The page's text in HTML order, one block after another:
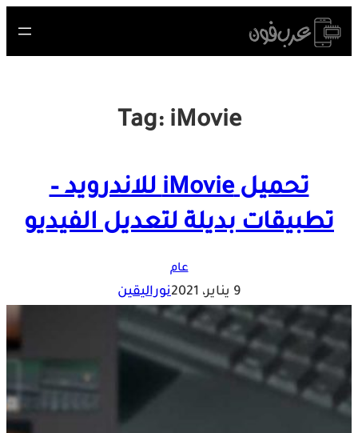
Skip
to
Tag: iMovie
تحميل iMovie للاندرويد –
تطبيقات بديلة لتعديل الفيديو
عام
9 يناير، 2021 نوراليقين